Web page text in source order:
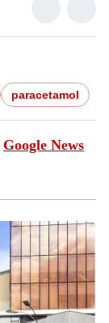
paracetamol
Google News